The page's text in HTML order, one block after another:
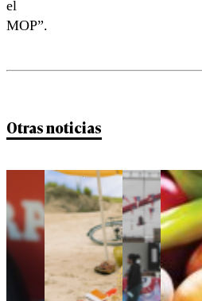
el
MOP”.
Otras noticias